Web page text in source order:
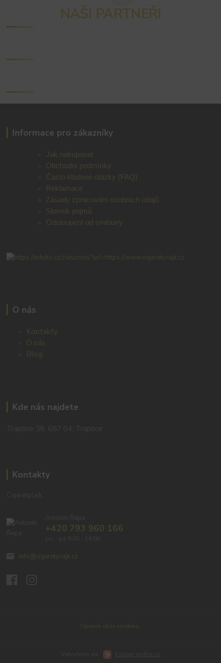
NAŠI PARTNEŘI
Informace pro zákazníky
Jak nakupovat
Obchodní podmínky
Často kladené otázky (FAQ)
Reklamace
Zásady zpracování osobních údajů
Slovník pojmů
Odstoupení od smlouvy
O nás
Kontakty
O nás
Blog
Kde nás najdete
Kontakty
+420 793 960 166
info@cigaretycajk.cz
Upravit sběr cookies.